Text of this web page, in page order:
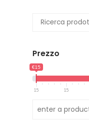
Prezzo
€15
15 15